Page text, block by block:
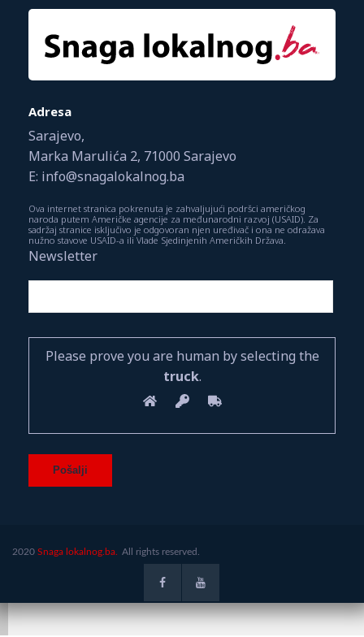
Adresa
Sarajevo,
Marka Marulića 2, 71000 Sarajevo
E: info@snagalokalnog.ba
Ova internet stranica pokrenuta je zahvaljujući podršci američkog
naroda putem Američke agencije za međunarodni razvoj (USAID). Za
sadržaj stranice isključivo je odgovoran njen uređivač i ona ne odražava
nužno stavove USAID-a ili Vlade Sjedinjenih Američkih Država.
Newsletter
Please prove you are human by selecting the
truck.
2020 Snaga lokalnog.ba. All rights reserved.